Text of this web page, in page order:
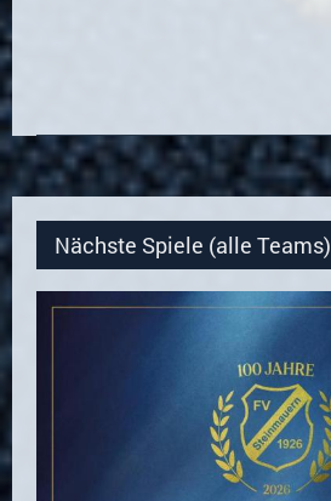
Nächste Spiele (alle Teams)